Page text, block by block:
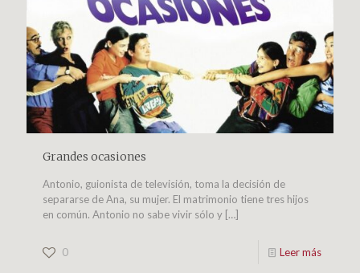
Grandes ocasiones
Antonio, guionista de televisión, toma la decisión de
separarse de Ana, su mujer. El matrimonio tiene tres hijos
en común. Antonio no sabe vivir sólo y […]
0 Leer más